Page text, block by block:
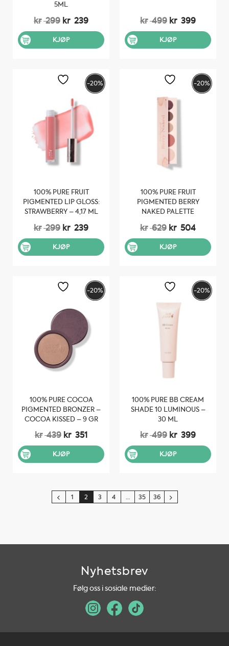
5ML
kr299 Opprinnelig
pris
var:
kr 299.
kr 239Nåværende
pris
kr 239.
KJØP
kr499 Opprinnelig
pris
var:
kr 499.
kr 399
pris
kr 399.
KJØP
-20%
100% PURE FRUIT
PIGMENTED LIP GLOSS:
STRAWBERRY – 4,17 ML
kr299 Opprinnelig
pris
var:
kr 299.
kr 239Nåværende
pris
kr 239.
KJØP
-20%
100% PURE FRUIT
PIGMENTED BERRY
NAKED PALETTE
kr629 Opprinnelig
pris
var:
kr 629.
kr 504
pris
kr 504.
KJØP
-20%
100% PURE COCOA
PIGMENTED BRONZER –
COCOA KISSED – 9 GR
kr439 Opprinnelig
pris
var:
kr 439.
kr 351Nåværende
pris
kr 351.
KJØP
-20%
100% PURE BB CREAM
SHADE 10 LUMINOUS –
30 ML
kr499 Opprinnelig
pris
var:
kr 499.
kr 399
pris
kr 399.
KJØP
1 2 3 4 … 35 36
Nyhetsbrev
Følg oss i sosiale medier: